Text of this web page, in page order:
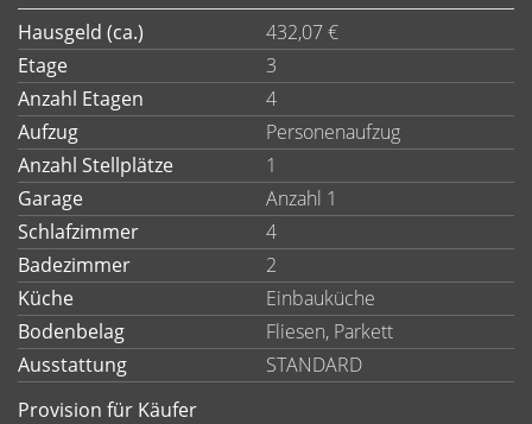
Hausgeld (ca.)
432,07 €
Etage
3
Anzahl Etagen
4
Aufzug
Personenaufzug
Anzahl Stellplätze
1
Garage
Anzahl 1
Schlafzimmer
4
Badezimmer
2
Küche
Einbauküche
Bodenbelag
Fliesen, Parkett
Ausstattung
STANDARD
Provision für Käufer